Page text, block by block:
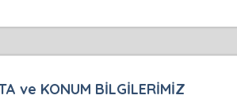
ve KONUM BİLGİLERİMİZ